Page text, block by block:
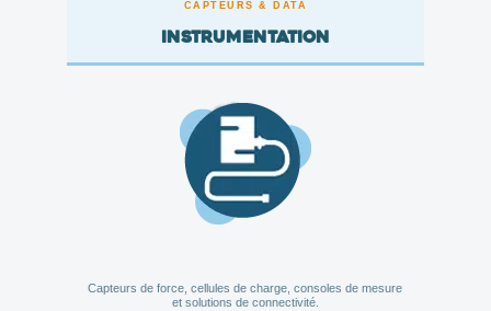
CAPTEURS & DATA
Instrumentation
Capteurs de force, cellules de charge, consoles de mesure
et solutions de connectivité.